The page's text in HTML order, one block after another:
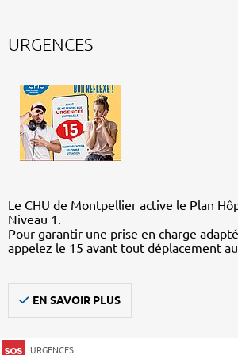
URGENCES
Le CHU de Montpellier active le Plan
Niveau 1.
Pour garantir une prise en charge
appelez le 15 avant tout déplacement
EN SAVOIR PLUS
URGENCES